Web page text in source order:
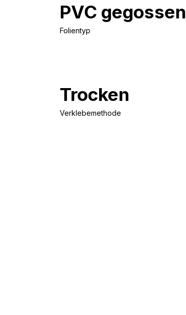
PVC gegossen
Folientyp
Trocken
Verklebemethode